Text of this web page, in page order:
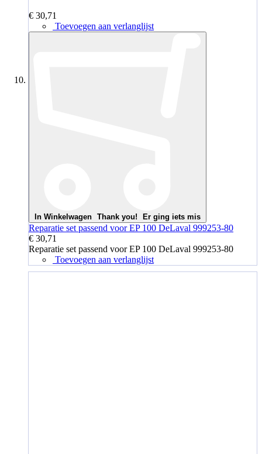
€ 30,71
Toevoegen aan verlanglijst
In Winkelwagen Thank you! Er ging iets mis
Reparatie set passend voor EP 100 DeLaval 999253-80
€ 30,71
Reparatie set passend voor EP 100 DeLaval 999253-80
Toevoegen aan verlanglijst